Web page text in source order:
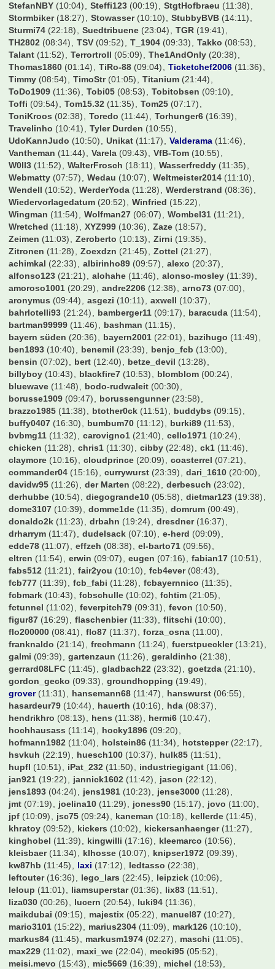
StefanNBY (10:04) Steffi123 (00:19) StgtHofbraeu (11:38)
Stormbiker(18:27) Stowasser(10:10) StubbyBVB (14:11)
Sturmi74 (22:18) Suedtribuene (23:04) TGR (19:41)
TH2802 (08:34) TSV (09:52) T_1904 (09:33) Takko (08:53)
Talant (11:52) Terrortroll (05:09) The1AndOnly (20:38)
Thomas1860 (01:14) TiRo-88 (09:04) Ticketchef2006 (11:36)
Timmy (08:54) TimoStr(01:05) Titanium (21:44)
ToDo1909 (11:36) Tobi05 (08:53) Tobitobsen (09:10)
Toffi (09:54) Tom15.32 (11:35) Tom25 (07:17)
ToniKroos (02:38) Toredo (11:44) Torhunger6 (16:39)
Travelinho (10:41) Tyler Durden (10:55)
UdoKannJudo (10:50) Unikat (11:17) Valderama (11:46)
Vantheman (11:44) Varela (09:43) VfB-Tom (10:55)
W0ll3 (11:52) WalterFrosch (18:11) Wasserfreddy (11:35)
Webmatty (07:57) Wedau (10:07) Weltmeister2014 (11:10)
Wendell (10:52) WerderYoda (11:28) Werderstrand (08:36)
Wiedervorlagedatum (20:52) Winfried (15:22)
Wingman (11:54) Wolfman27 (06:07) Wombel31 (11:21)
Wretched (11:18) XYZ999 (10:36) Zaze (18:57)
Zeimen (11:03) Zeroberto (10:13) Zirni (19:35)
Zitronen (11:28) Zoexdzn (21:45) Zottel (21:27)
achimkal (22:33) albirinho89 (09:57) alexo (20:37)
alfonso123 (21:21) alohahe (11:46) alonso-mosley (11:39)
amoroso1001 (20:29) andre2206 (12:38) arno73 (07:00)
aronymus (09:44) asgezi (10:11) axwell (10:37)
bahrlotelli93 (21:24) bamberger11 (09:17) baracuda (11:54)
bartman99999 (11:46) bashman (11:15)
bayern süden (20:36) bayern2001 (22:01) bazihugo (11:49)
ben1893 (10:40) benemil (23:39) benjo_fcb (13:00)
bensin (07:02) bert (12:40) betze_devil (13:28)
billyboy (10:43) blackfire7 (10:53) blomblom (00:24)
bluewave (11:48) bodo-rudwaleit (00:30)
borusse1909 (09:47) borussengunner(23:58)
brazzo1985 (11:38) btother0ck (11:51) buddybs (09:15)
buffy0407 (16:30) bumbum70 (11:12) burki89 (11:53)
bvbmg11 (11:32) carovigno1 (21:40) cello1971 (10:24)
chicken (11:28) chris1 (11:30) cibby (22:48) ck1 (11:46)
claymore (10:16) cloudprince (20:09) coasterrel (07:21)
commander04 (15:16) currywurst (23:39) dari_1610 (20:00)
davidw95 (11:26) der Marten (08:22) derbesuch (23:02)
derhubbe (10:54) diegogrande10 (05:58) dietmar123 (19:38)
dome3107 (10:39) domme1de (11:35) domrum (00:49)
donaldo2k (11:23) drbahn (19:24) dresdner(16:37)
drharrym (11:47) dudelsack (07:10) e-herd (09:09)
edde78 (11:07) effzeh (08:38) el-barto71 (09:56)
eltren (11:54) erwin (09:07) eugen (07:16) fabian17 (10:51)
fabs512 (11:21) fair2you (10:10) fcb4ever(08:43)
fcb777 (11:39) fcb_fabi (11:28) fcbayernnico (11:35)
fcbmark (10:43) fcbschulle (10:02) fchtim (21:05)
fctunnel (11:02) feverpitch79 (09:31) fevon (10:50)
figur87 (16:29) flaschenbier(11:33) flitschi (10:00)
flo200000 (08:41) flo87 (11:37) forza_osna (11:00)
franknaldo (21:14) frechmann (11:24) fuerstpueckler(13:21)
galmi (09:39) gartenzaun (11:26) geraldinho (21:38)
gerrard08LFC (11:45) gladbach22 (23:32) goetzda (21:10)
gordon_gecko (09:33) groundhopping (19:49)
grover(11:31) hansemann68 (11:47) hanswurst (06:55)
hasardeur79 (10:44) hauerth (10:16) hda (08:37)
hendrikhro (08:13) hens (11:38) hermi6 (10:47)
hochhausass (11:14) hocky1896 (09:20)
hofmann1982 (11:04) holstein86 (11:34) hotstepper(22:17)
hsvkuh (22:19) huesch100 (10:37) hulk85 (11:51)
hupfl (10:51) iPat_232 (11:50) industriegigant (11:06)
jan921 (19:22) jannick1602 (11:42) jason (22:12)
jens1893 (04:24) jens1981 (10:23) jense3000 (11:28)
jmt (07:19) joelina10 (11:29) joness90 (15:17) jovo (11:00)
jpf (10:09) jsc75 (09:24) kaneman (10:18) kellerde (11:45)
khratoy (09:52) kickers (10:02) kickersanhaenger(11:27)
kinghobel (11:39) kingwilli (17:16) kleemarco (10:56)
kleisbaer(11:34) klhosse (10:07) knipser1972 (09:39)
kw87hb (11:45) laxi (17:12) ledtasso (22:38)
leftouter(16:36) lego_lars (22:45) leipzick (10:06)
leloup (11:01) liamsuperstar(01:36) lix83 (11:51)
liza030 (00:26) lucern (20:54) luki94 (11:36)
maikdubai (09:15) majestix (05:22) manuel87 (10:27)
mario3101 (15:22) marius2304 (11:09) mark126 (10:10)
markus84 (11:45) markusm1974 (02:27) maschi (11:05)
max229 (11:02) maxi_we (22:04) mecki95 (05:52)
meisi.mevo (15:43) mic5669 (16:39) michel (18:53)